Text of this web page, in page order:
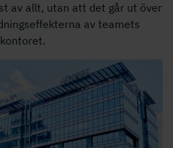
av allt, utan att det går ut över
av teamets